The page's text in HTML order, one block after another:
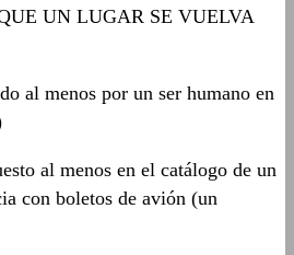
UN LUGAR SE VUELVA
al menos por un ser humano en
al menos en el catálogo de un
con boletos de avión (un